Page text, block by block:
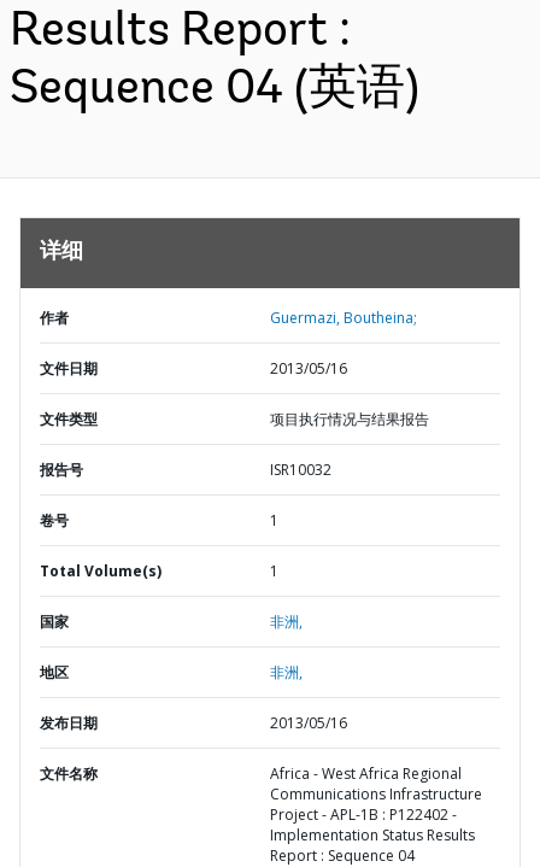
Results Report :
Sequence 04 (英语)
详细
作者 Guermazi, Boutheina;
文件日期 2013/05/16
文件类型 项目执行情况与结果报告
报告号 ISR10032
卷号 1
Total Volume(s) 1
国家 非洲,
地区 非洲,
发布日期 2013/05/16
文件名称
Africa - West Africa Regional
Communications Infrastructure
Project - APL-1B : P122402 -
Implementation Status Results
Report : Sequence 04